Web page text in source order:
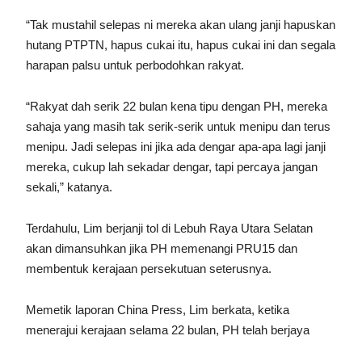
“Tak mustahil selepas ni mereka akan ulang janji hapuskan
hutang PTPTN, hapus cukai itu, hapus cukai ini dan segala
harapan palsu untuk perbodohkan rakyat.
“Rakyat dah serik 22 bulan kena tipu dengan PH, mereka
sahaja yang masih tak serik-serik untuk menipu dan terus
menipu. Jadi selepas ini jika ada dengar apa-apa lagi janji
mereka, cukup lah sekadar dengar, tapi percaya jangan
sekali,” katanya.
Terdahulu, Lim berjanji tol di Lebuh Raya Utara Selatan
akan dimansuhkan jika PH memenangi PRU15 dan
membentuk kerajaan persekutuan seterusnya.
Memetik laporan China Press, Lim berkata, ketika
menerajui kerajaan selama 22 bulan, PH telah berjaya